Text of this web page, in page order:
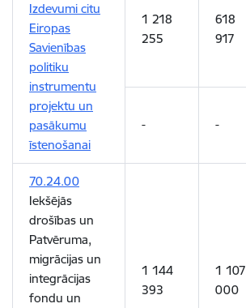
Izdevumi citu
Eiropas
Savienības
politiku
instrumentu
projektu un
pasākumu
īstenošanai
1 218
255
618
917
- -
70.24.00
Iekšējās
drošības un
Patvēruma,
migrācijas un
integrācijas
fondu un
1 144
393
1 107
000